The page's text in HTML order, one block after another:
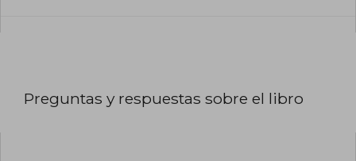
Preguntas y respuestas sobre el libro